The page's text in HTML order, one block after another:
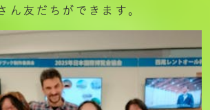
ん友だちができます。